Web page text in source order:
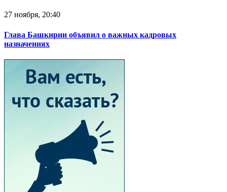
27 ноября, 20:40
Глава Башкирии объявил о важных кадровых
назначениях